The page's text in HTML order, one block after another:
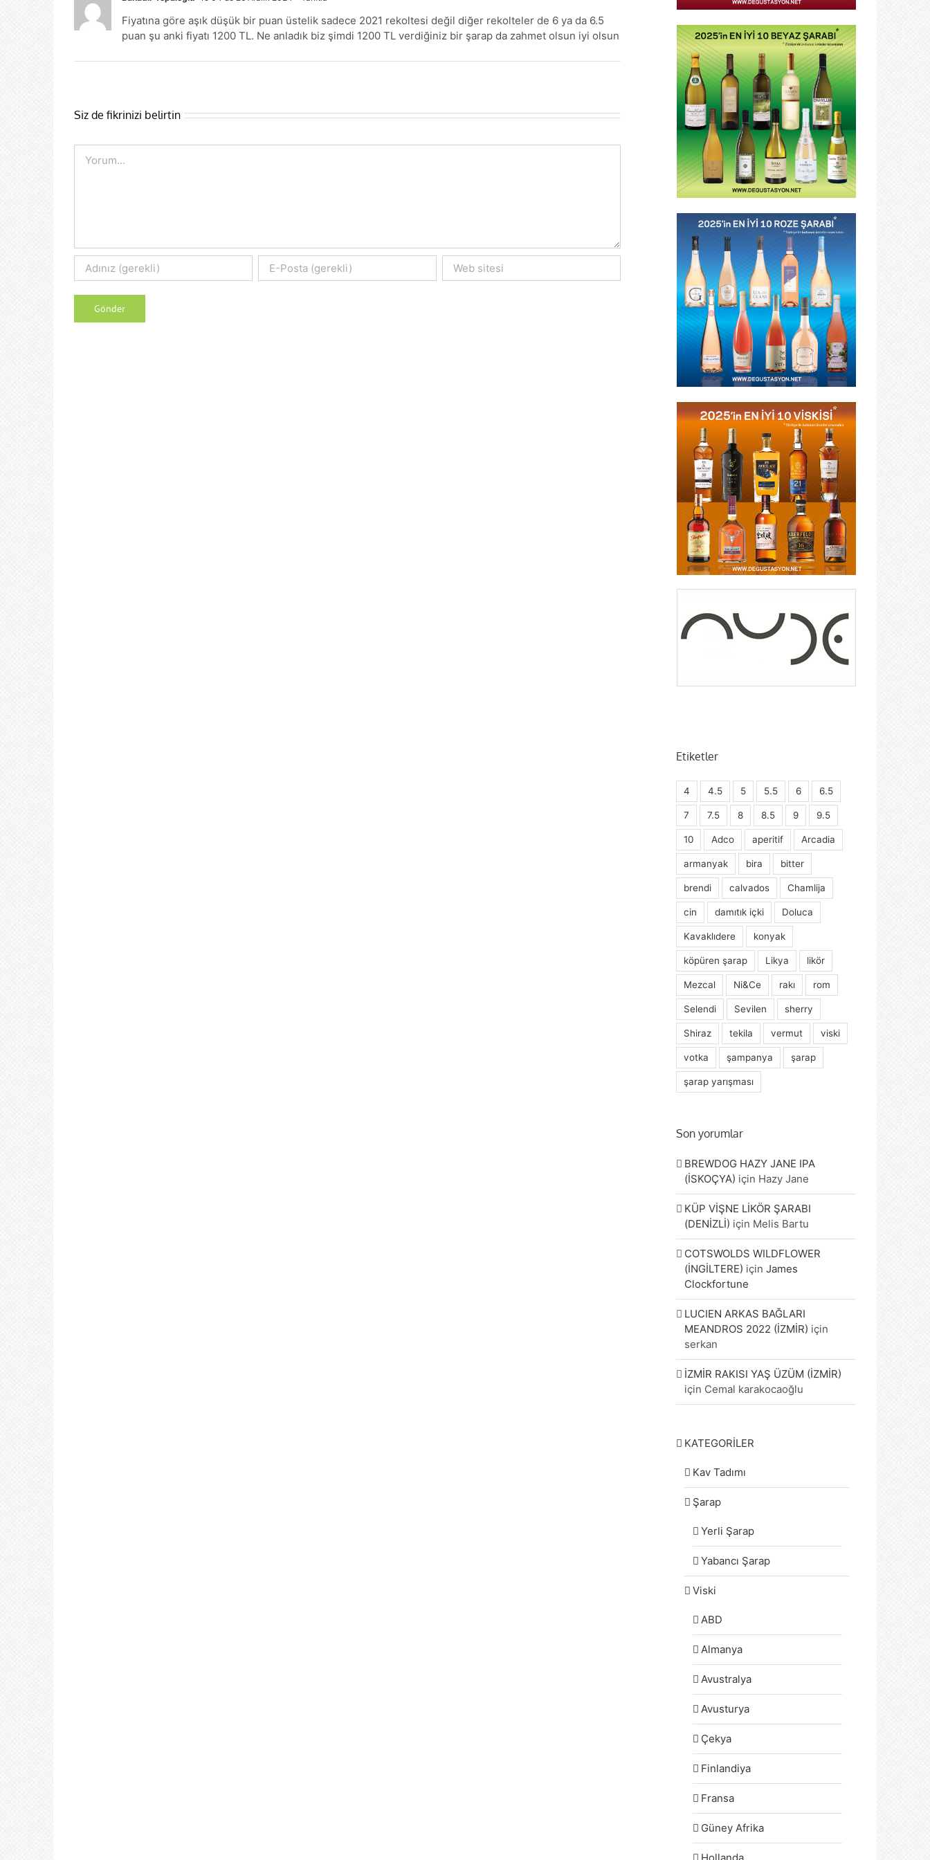
Fiyatına göre aşık düşük bir puan üstelik sadece 2021 rekoltesi değil diğer rekolteler de 6 ya da 6.5
puan şu anki fiyatı 1200 TL. Ne anladık biz şimdi 1200 TL verdiğiniz bir şarap da zahmet olsun iyi olsun
Siz de fikrinizi belirtin
Etiketler
4 4.5 5 5.5 6 6.5
7 7.5 8 8.5 9 9.5
10 Adco aperitif Arcadia
armanyak bira bitter
brendi calvados Chamlija
cin damıtık içki Doluca
Kavaklıdere konyak
köpüren şarap Likya likör
Mezcal Ni&Ce rakı rom
Selendi Sevilen sherry
Shiraz tekila vermut viski
votka şampanya şarap
şarap yarışması
Son yorumlar
BREWDOG HAZY JANE IPA
(İSKOÇYA) için Hazy Jane
KÜP VİŞNE LİKÖR ŞARABI
(DENİZLİ) için Melis Bartu
COTSWOLDS WILDFLOWER
(İNGİLTERE) içinJames
Clockfortune
LUCIEN ARKAS BAĞLARI
MEANDROS 2022 (İZMİR) için
serkan
İZMİR RAKISI YAŞ ÜZÜM (İZMİR)
için Cemal karakocaoğlu
KATEGORİLER
Kav Tadımı
Şarap
Yerli Şarap
Yabancı Şarap
Viski
ABD
Almanya
Avustralya
Avusturya
Çekya
Finlandiya
Fransa
Güney Afrika